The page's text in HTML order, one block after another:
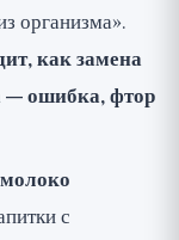
организма».
как замена
— ошибка, фтор
с